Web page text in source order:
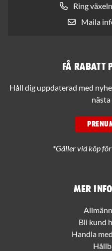
Ring
Maila
Mer
Bli kund
Handla
Få rabatt
Håll dig uppdaterad med
nästa
*Gäller vid köp